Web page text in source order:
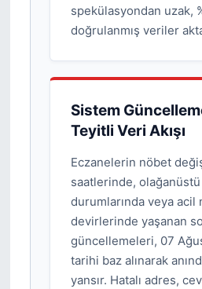
spekülasyondan uzak,
doğrulanmış veriler
Sistem
Teyitli Veri Akışı
Eczanelerin nöbet
saatlerinde,
durumlarında veya acil
devirlerinde yaşanan
güncellemeleri, 07
tarihi baz alınarak
yansır. Hatalı adres,